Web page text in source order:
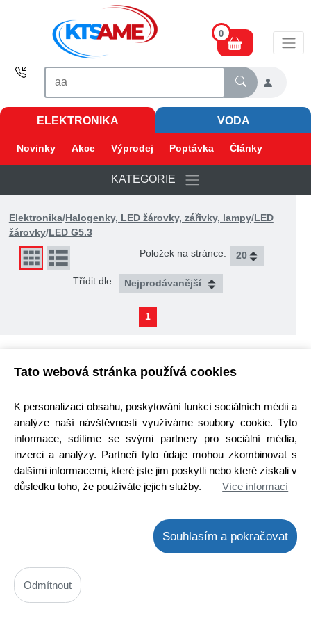
Tato webová stránka používá cookies
K personalizaci obsahu, poskytování funkcí sociálních médií a
analýze naší návštěvnosti využíváme soubory cookie. Tyto
informace, sdílíme se svými partnery pro sociální média,
inzerci a analýzy. Partneři tyto údaje mohou zkombinovat s
dalšími informacemi, které jste jim poskytli nebo které získali v
důsledku toho, že používáte jejich služby.
Více informací
Souhlasím a pokračovat
Odmítnout
0
ELEKTRONIKA VODA
Novinky Akce Výprodej Poptávka Články
KATEGORIE
Elektronika/Halogenky, LED žárovky, zářivky, lampy/LED
žárovky/LED G5.3
Položek na stránce:
Třídit dle:
1
Více hodnot